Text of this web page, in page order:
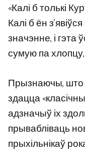
«Калі б толькі
Калі б ён
значэнне, і
сумую па
Прызнаючы, што
здацца
адзначыў іх
прывабліваць
прыхільнікаў